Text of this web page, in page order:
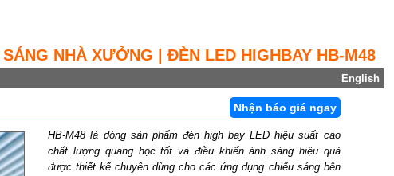
NHÀ XƯỞNG | ĐÈN LED HIGHBAY HB-M48
English
Nhận báo giá ngay
HB-M48 là dòng sản phẩm đèn high bay LED hiệu suất cao
chất lượng quang học tốt và điều khiển ánh sáng hiệu quả
được thiết kế chuyên dùng cho các ứng dụng chiếu sáng bên